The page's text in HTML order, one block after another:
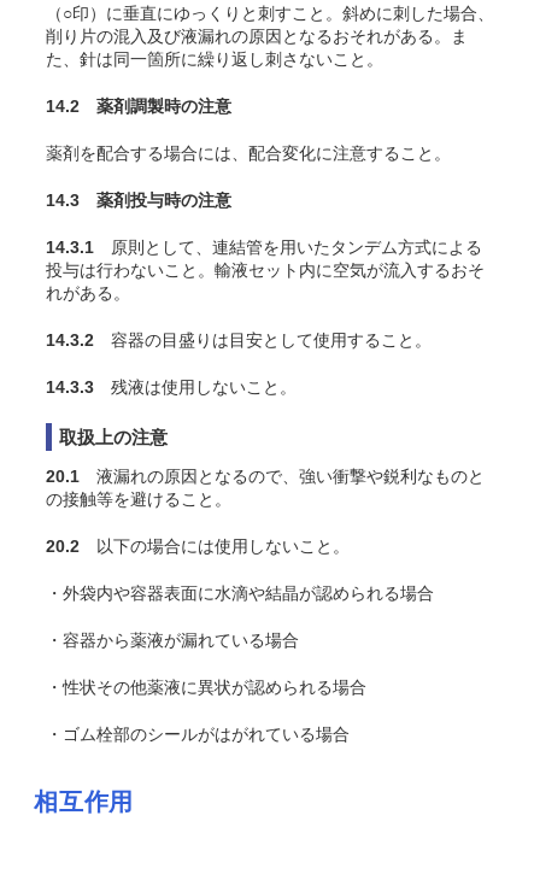
（○印）に垂直にゆっくりと刺すこと。斜めに刺した場合、
削り片の混入及び液漏れの原因となるおそれがある。ま
た、針は同一箇所に繰り返し刺さないこと。
14.2 薬剤調製時の注意
薬剤を配合する場合には、配合変化に注意すること。
14.3 薬剤投与時の注意
14.3.1 原則として、連結管を用いたタンデム方式による
投与は行わないこと。輸液セット内に空気が流入するおそ
れがある。
14.3.2 容器の目盛りは目安として使用すること。
14.3.3 残液は使用しないこと。
取扱上の注意
20.1 液漏れの原因となるので、強い衝撃や鋭利なものと
の接触等を避けること。
20.2 以下の場合には使用しないこと。
・外袋内や容器表面に水滴や結晶が認められる場合
・容器から薬液が漏れている場合
・性状その他薬液に異状が認められる場合
・ゴム栓部のシールがはがれている場合
相互作用